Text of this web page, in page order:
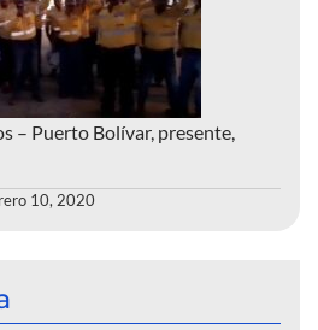
– Puerto Bolívar, presente,
10, 2020